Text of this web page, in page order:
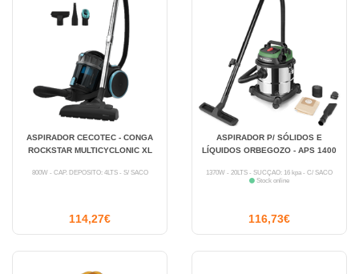
ASPIRADOR CECOTEC - CONGA
ROCKSTAR MULTICYCLONIC XL
800W - CAP. DEPÓSITO: 4LTS - S/ SACO
114,27€
ASPIRADOR P/ SÓLIDOS E
LÍQUIDOS ORBEGOZO - APS 1400
1370W - 20LTS - SUCÇÃO: 16 kpa - C/ SACO
Stock online
116,73€